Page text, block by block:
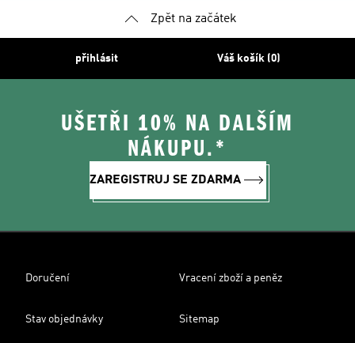
Zpět na začátek
přihlásit Váš košík (0)
UŠETŘI 10% NA DALŠÍM
NÁKUPU.*
ZAREGISTRUJ SE ZDARMA
Doručení Vracení zboží a peněz
Stav objednávky Sitemap